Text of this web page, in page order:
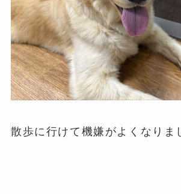
散歩に行けて機嫌がよくなりま